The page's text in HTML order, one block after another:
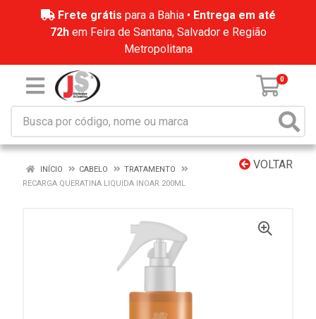
Frete grátis para a Bahia • Entrega em até
72hem Feira de Santana, Salvador e Região
Metropolitana
0
VOLTAR
INÍCIO CABELO
TRATAMENTO
RECARGA QUERATINA LIQUIDA INOAR 200ML